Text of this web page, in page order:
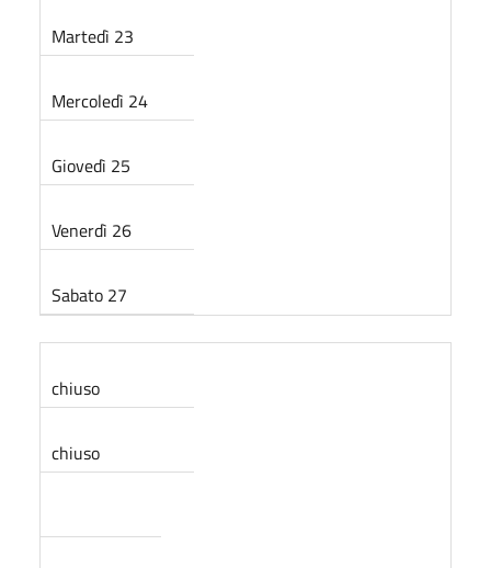
Martedì 23
Mercoledì 24
Giovedì 25
Venerdì 26
Sabato 27
chiuso
chiuso